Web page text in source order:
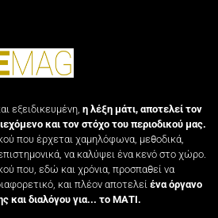
εξειδικευμένη, η λέξη μάτι, αποτελεί τον
και τον στόχο του περιοδικού μας.
που έρχεται χαμηλόφωνα, μεθοδικά,
να καλύψει ένα κενό στο χώρο.
που, εδώ και χρόνια, προσπαθεί να
και πλέον αποτελεί ένα όργανο
και διαλόγου για... το ΜΑΤΙ.